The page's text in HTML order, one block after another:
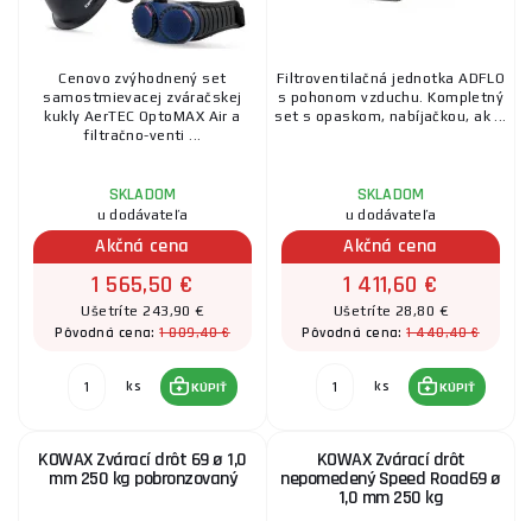
Cenovo zvýhodnený set
samostmievacej zváračskej
kukly AerTEC OptoMAX Air a
filtračno-venti ...
SKLADOM
u dodávateľa
Akčná cena
1 565,50 €
Ušetríte 243,90 €
Pôvodná cena:1 809,40 €
ks KÚPIŤ
Filtroventilačná jednotka ADFLO
s pohonom vzduchu. Kompletný
set s opaskom, nabíjačkou, ak ...
SKLADOM
u dodávateľa
Akčná cena
1 411,60 €
Ušetríte 28,80 €
Pôvodná cena:1 440,40 €
ks KÚPIŤ
KOWAX Zvárací drôt 69 ø 1,0
mm 250 kg pobronzovaný
KOWAX Zvárací drôt
nepomedený Speed Road69 ø
1,0 mm 250 kg